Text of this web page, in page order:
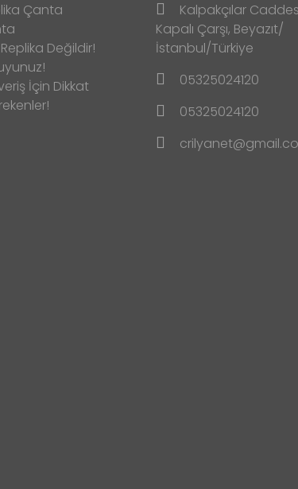
Çanta
Değildir!
İçin Dikkat
Kalpakçılar
Kapalı Çarşı, Beyazıt/
İstanbul/Türkiye
05325024120
05325024120